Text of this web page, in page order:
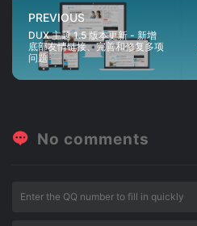
PREVIOUS
DUX 主题 1.5 版本更新 - 新增
底部友情链接、完善和修复多项
问题
No comments